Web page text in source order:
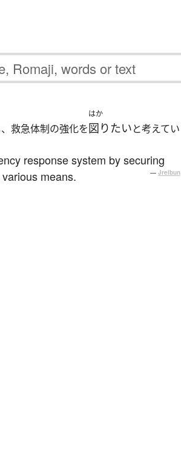
救急体制の強化を
はか
図りたいと考えてい
response system by securing
means.
— Jreibun